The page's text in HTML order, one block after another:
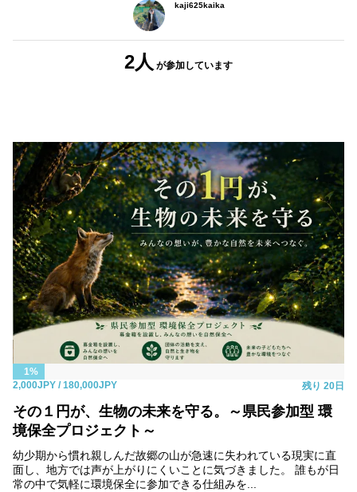
kaji625kaika
2人 が参加しています
1%
2,000JPY / 180,000JPY 残り 20日
その１円が、生物の未来を守る。～県民参加型 環
境保全プロジェクト～
幼少期から慣れ親しんだ故郷の山が急速に失われている現実に直
面し、地方では声が上がりにくいことに気づきました。 誰もが日
常の中で気軽に環境保全に参加できる仕組みを...